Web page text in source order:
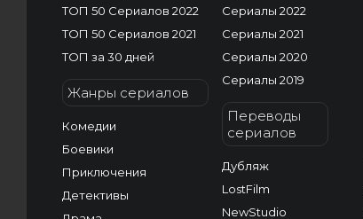
ТОП 50 Сериалов 2022
ТОП 50 Сериалов 2021
ТОП за 30 дней
Жанры сериалов
Комедии
Боевики
Приключения
Детективы
Сериалы 2022
Сериалы 2021
Сериалы 2020
Сериалы 2019
Переводы
сериалов
Дубляж
LostFilm
NewStudio